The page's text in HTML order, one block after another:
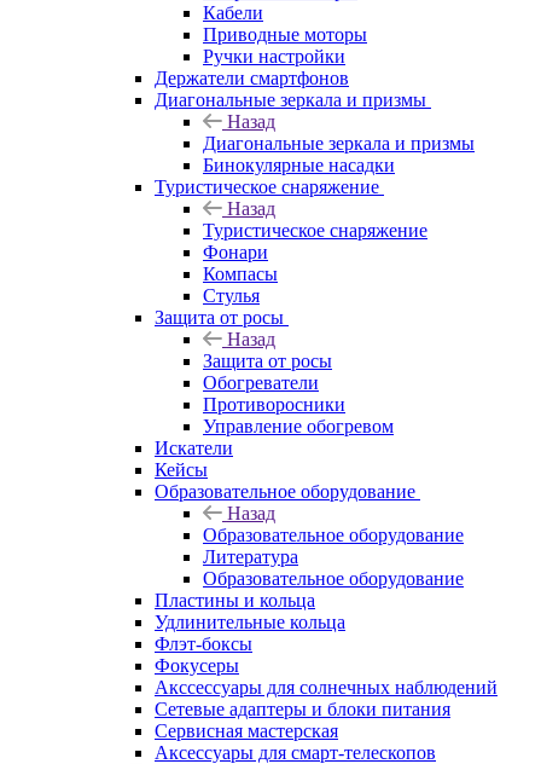
Кабели
Приводные моторы
Ручки настройки
Держатели смартфонов
Диагональные зеркала и призмы
Назад
Диагональные зеркала и призмы
Бинокулярные насадки
Туристическое снаряжение
Назад
Туристическое снаряжение
Фонари
Компасы
Стулья
Защита от росы
Назад
Защита от росы
Обогреватели
Противоросники
Управление обогревом
Искатели
Кейсы
Образовательное оборудование
Назад
Образовательное оборудование
Литература
Образовательное оборудование
Пластины и кольца
Удлинительные кольца
Флэт-боксы
Фокусеры
Акссессуары для солнечных наблюдений
Сетевые адаптеры и блоки питания
Сервисная мастерская
Аксессуары для смарт-телескопов